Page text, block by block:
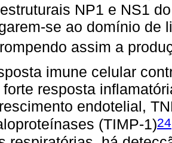
NP1 e NS1
se ao domínio de
assim a
imune celular
forte resposta
endotelial,
(TIMP-1)24